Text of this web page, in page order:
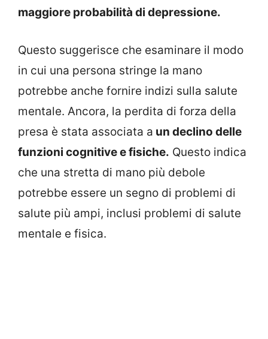
maggiore probabilità di depressione.
Questo suggerisce che esaminare il modo
in cui una persona stringe la mano
potrebbe anche fornire indizi sulla salute
mentale. Ancora, la perdita di forza della
presa è stata associata a un declino delle
funzioni cognitive e fisiche. Questo indica
che una stretta di mano più debole
potrebbe essere un segno di problemi di
salute più ampi, inclusi problemi di salute
mentale e fisica.